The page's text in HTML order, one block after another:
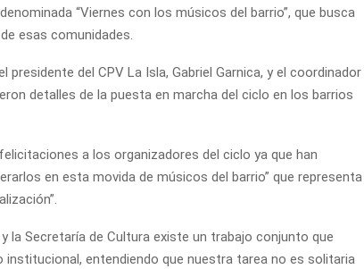
“Viernes con los músicos del barrio”, que busca
esas comunidades.
del CPV La Isla, Gabriel Garnica, y el coordinador
detalles de la puesta en marcha del ciclo en los barrios
a los organizadores del ciclo ya que han
en esta movida de músicos del barrio” que representa
la Secretaría de Cultura existe un trabajo conjunto que
entendiendo que nuestra tarea no es solitaria